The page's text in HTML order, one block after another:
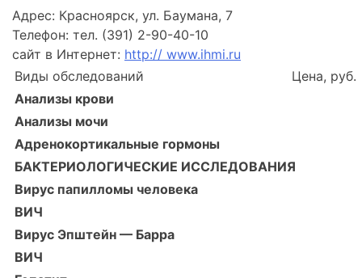
Адрес: Красноярск, ул. Баумана, 7
Телефон: тел. (391) 2-90-40-10
сайт в Интернет: http:// www.ihmi.ru
Виды обследований
Цена, руб.
Анализы крови
Анализы мочи
Адренокортикальные гормоны
БАКТЕРИОЛОГИЧЕСКИЕ ИССЛЕДОВАНИЯ
Вирус папилломы человека
ВИЧ
Вирус Эпштейн — Барра
ВИЧ